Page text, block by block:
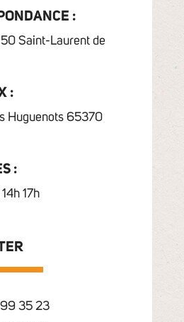
:
Saint-Laurent de
:
Huguenots 65370
:
17h
35 23